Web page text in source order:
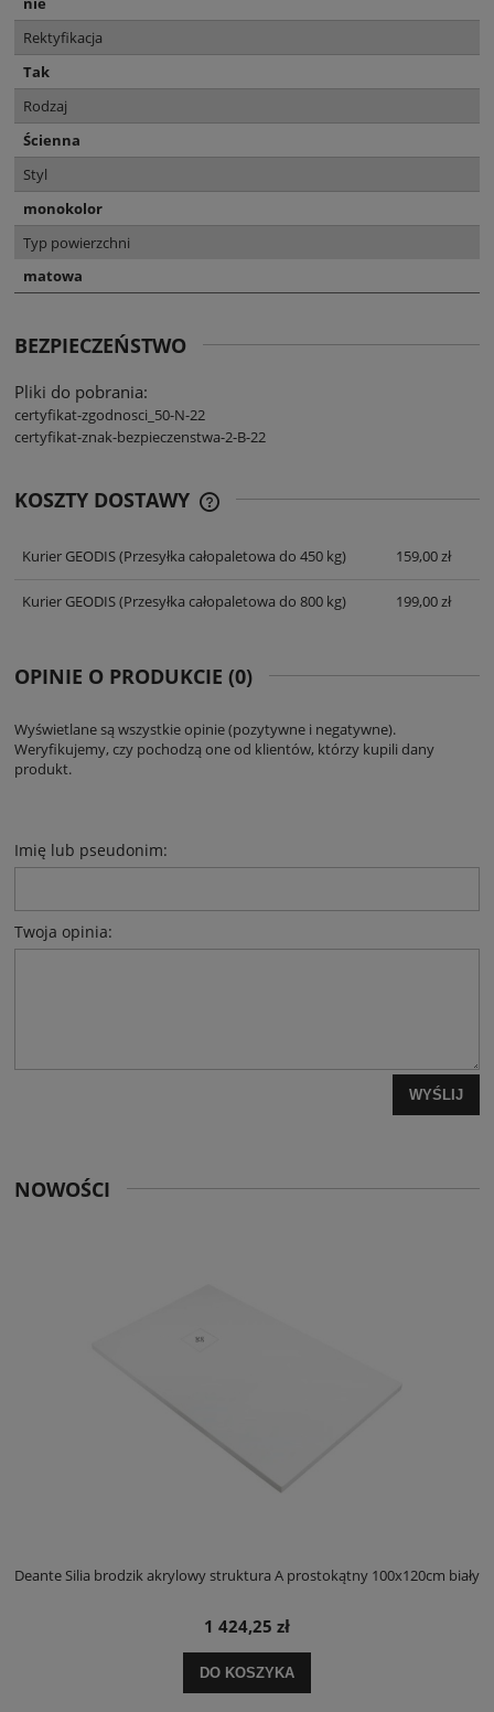
Rektyfikacja
Tak
Rodzaj
Ścienna
Styl
monokolor
Typ powierzchni
matowa
BEZPIECZEŃSTWO
Pliki do pobrania:
certyfikat-zgodnosci_50-N-22
certyfikat-znak-bezpieczenstwa-2-B-22
KOSZTY DOSTAWY
Kurier GEODIS(Przesyłka całopaletowa do 450 kg) 159,00 zł
Kurier GEODIS(Przesyłka całopaletowa do 800 kg) 199,00 zł
OPINIE O PRODUKCIE (0)
Wyświetlane są wszystkie opinie (pozytywne i negatywne).
Weryfikujemy, czy pochodzą one od klientów, którzy kupili dany
produkt.
Imię lub pseudonim:
Twoja opinia:
WYŚLIJ
NOWOŚCI
Deante Silia brodzik akrylowy struktura A prostokątny 100x120cm biały
1 424,25 zł
DO KOSZYKA